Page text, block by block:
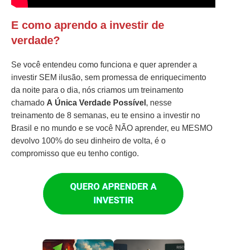
E como aprendo a investir de
verdade?
Se você entendeu como funciona e quer aprender a
investir SEM ilusão, sem promessa de enriquecimento
da noite para o dia, nós criamos um treinamento
chamadoA Única Verdade Possível, nesse
treinamento de 8 semanas, eu te ensino a investir no
Brasil e no mundo e se você NÃO aprender, eu MESMO
devolvo 100% do seu dinheiro de volta, é o
compromisso que eu tenho contigo.